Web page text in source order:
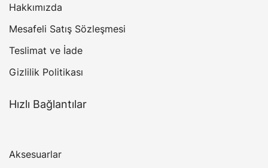
Hakkımızda
Mesafeli Satış Sözleşmesi
Teslimat ve İade
Gizlilik Politikası
Hızlı Bağlantılar
Aksesuarlar